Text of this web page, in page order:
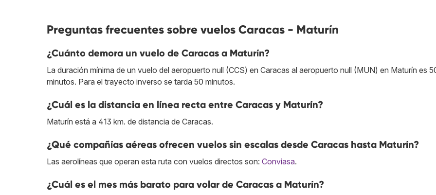
Preguntas frecuentes sobre vuelos Caracas - Maturín
¿Cuánto demora un vuelo de Caracas a Maturín?
La duración mínima de un vuelo del aeropuerto null (CCS) en Caracas al aeropuerto null (MUN) en Maturín es
minutos. Para el trayecto inverso se tarda 50 minutos.
¿Cuál es la distancia en línea recta entre Caracas y Maturín?
Maturín está a 413 km. de distancia de Caracas.
¿Qué compañías aéreas ofrecen vuelos sin escalas desde Caracas hasta Maturín?
Las aerolíneas que operan esta ruta con vuelos directos son: Conviasa.
¿Cuál es el mes más barato para volar de Caracas a Maturín?